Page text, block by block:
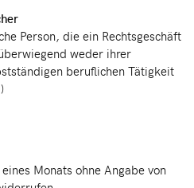
Person, die ein Rechtsgeschäft
weder ihrer
beruflichen Tätigkeit
Monats ohne Angabe von